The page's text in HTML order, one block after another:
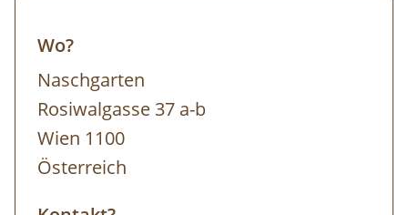
Wo?
Naschgarten
Rosiwalgasse 37 a-b
Wien 1100
Österreich